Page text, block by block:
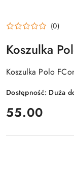
(0)
Koszulka
Koszulka Polo
Dostępność: Duża
cena:
55.00